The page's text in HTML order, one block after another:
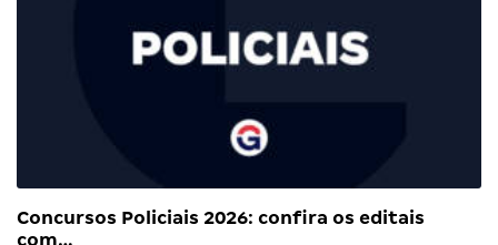
Concursos Policiais 2026: confira os editais
com…